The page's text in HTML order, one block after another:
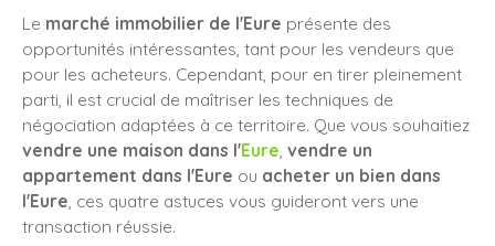
Le marché immobilier de l'Eure présente des
opportunités intéressantes, tant pour les vendeurs que
pour les acheteurs. Cependant, pour en tirer pleinement
parti, il est crucial de maîtriser les techniques de
négociation adaptées à ce territoire. Que vous souhaitiez
vendre une maison dans l'Eure vendre un
appartement dans l'Eure ou acheter un bien dans
l'Eure , ces quatre astuces vous guideront vers une
transaction réussie.